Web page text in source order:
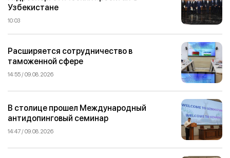
Узбекистане
10:03
Расширяется сотрудничество в
таможенной сфере
14:55 / 09.08.2026
В столице прошел Международный
антидопинговый семинар
14:47 / 09.08.2026